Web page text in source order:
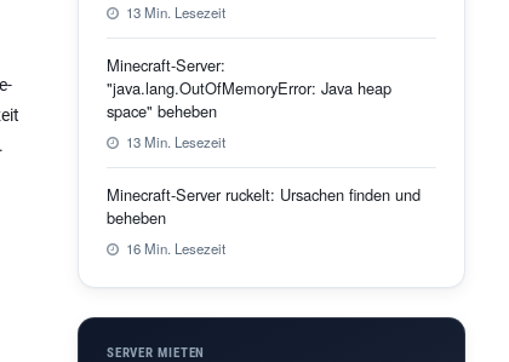
.
13 Min. Lesezeit
Minecraft-Server:
"java.lang.OutOfMemoryError: Java heap
space" beheben
13 Min. Lesezeit
Minecraft-Server ruckelt: Ursachen finden und
beheben
16 Min. Lesezeit
SERVER MIETEN